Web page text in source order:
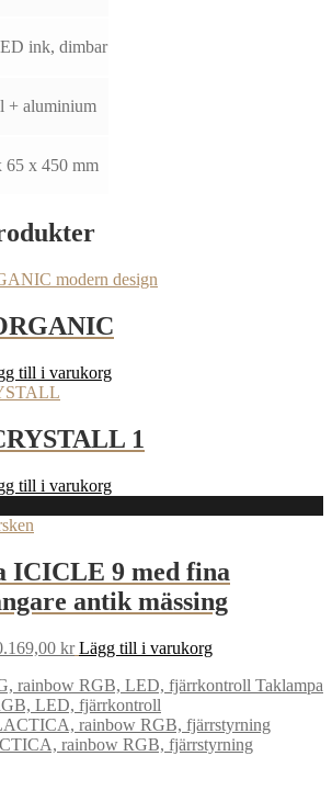
ink, dimbar
+ aluminium
65 x 450 mm
till i varukorg
1
till i varukorg
ICICLE 9 med fina
antik mässing
kr.
krDet
priset
är:
10.169,00 kr.
Lägg till i varukorg
Taklampa
LED, fjärrkontroll
rainbow RGB, fjärrstyrning